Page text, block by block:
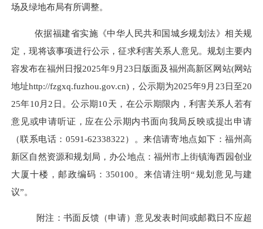
场及绿地布局有所调整。
依据福建省实施《中华人民共和国城乡规划法》相关规
定，现将该事项进行公示，征求利害关系人意见。规划主要内
容发布在福州日报2025年9 月 23日版面及福州高新区网站(网站
地址http://fzgxq.fuzhou.gov.cn)，公示期为2025年9 月 23日至20
25年10 月 2 日。公示期10天，在公示期限内，利害关系人若有
意见或申请听证，应在公示期内书面向我局反映或提出申请
（联系电话： 0591-62338322）。来信请寄地点如下：福州高
新区自然资源和规划局，办公地点：福州市上街镇海西园创业
大厦十楼，邮政编码：350100。来信请注明“规划意见与建
议”。
附注：书面反馈（申请）意见发表时间或邮戳日不应超